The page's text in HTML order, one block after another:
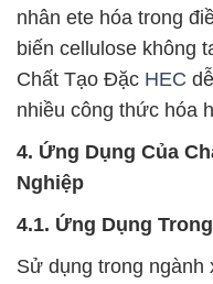
nhân ete hóa trong
biến cellulose không
Chất Tạo Đặc HEC
nhiều công thức hóa
4. Ứng Dụng Của
Nghiệp
4.1. Ứng Dụng
Sử dụng trong ngành